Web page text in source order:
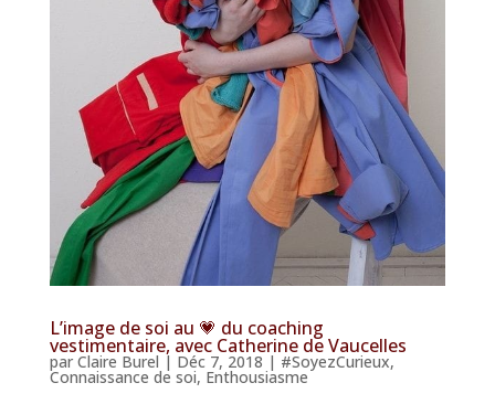
L’image de soi au 💗 du coaching
vestimentaire, avec Catherine de Vaucelles
par Claire Burel | Déc 7, 2018 | #SoyezCurieux,
Connaissance de soi, Enthousiasme